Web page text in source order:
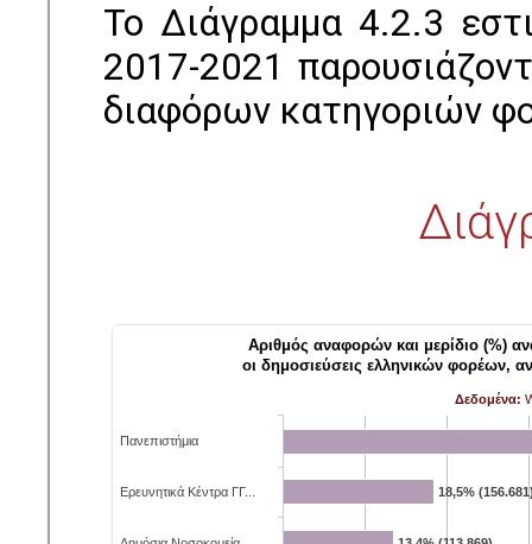
Το Διάγραμμα 4.2.3
2017-2021
διαφόρων κατηγοριών